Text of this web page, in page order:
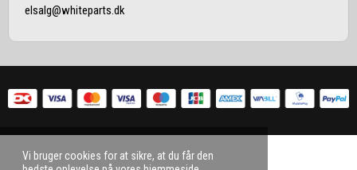
Vi bruger cookies for at sikre, at du får den
elsalg@whiteparts.dk